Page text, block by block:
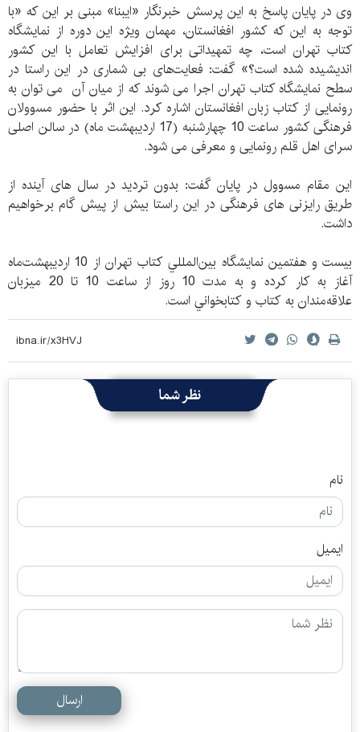
وی در پایان پاسخ به این پرسش خبرنگار «ایبنا» مبنی بر این که «با
توجه به این که کشور افغانستان، مهمان ویژه این دوره از نمایشگاه
کتاب تهران است، چه تمهیداتی برای افزایش تعامل با این کشور
اندیشیده شده است؟» گفت: فعایت‌های بی شماری در این راستا در
سطح نمایشگاه کتاب تهران اجرا می شوند که از میان آن می توان به
رونمایی از کتاب زبان افغانستان اشاره کرد. این اثر با حضور مسوولان
فرهنگی کشور ساعت 10 چهارشنبه (17 اردیبهشت ماه) در سالن اصلی
سرای اهل قلم رونمایی و معرفی می شود.
این مقام مسوول در پایان گفت: بدون تردید در سال های آینده از
طریق رایزنی های فرهنگی در این راستا بیش از پیش گام برخواهیم
داشت.
بيست و هفتمين نمايشگاه بين‌المللي كتاب تهران از 10 ارديبهشت‌ماه
آغاز به كار كرده و به مدت 10 روز از ساعت 10 تا 20 ميزبان
علاقه‌مندان به كتاب و كتابخواني است.
نظر شما
نام
ایمیل
ارسال